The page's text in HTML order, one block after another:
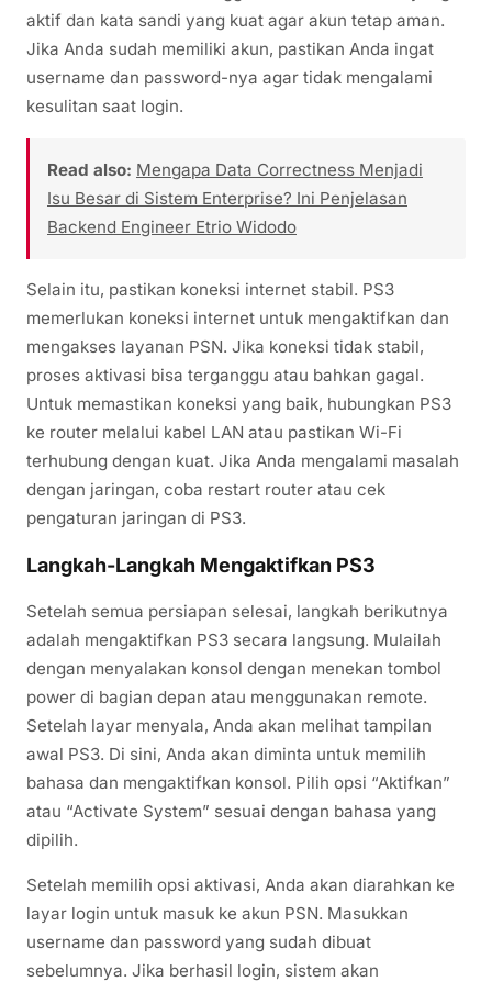
aktif dan kata sandi yang kuat agar akun tetap aman.
Jika Anda sudah memiliki akun, pastikan Anda ingat
username dan password-nya agar tidak mengalami
kesulitan saat login.
Read also: Mengapa Data Correctness Menjadi
Isu Besar di Sistem Enterprise? Ini Penjelasan
Backend Engineer Etrio Widodo
Selain itu, pastikan koneksi internet stabil. PS3
memerlukan koneksi internet untuk mengaktifkan dan
mengakses layanan PSN. Jika koneksi tidak stabil,
proses aktivasi bisa terganggu atau bahkan gagal.
Untuk memastikan koneksi yang baik, hubungkan PS3
ke router melalui kabel LAN atau pastikan Wi-Fi
terhubung dengan kuat. Jika Anda mengalami masalah
dengan jaringan, coba restart router atau cek
pengaturan jaringan di PS3.
Langkah-Langkah Mengaktifkan PS3
Setelah semua persiapan selesai, langkah berikutnya
adalah mengaktifkan PS3 secara langsung. Mulailah
dengan menyalakan konsol dengan menekan tombol
power di bagian depan atau menggunakan remote.
Setelah layar menyala, Anda akan melihat tampilan
awal PS3. Di sini, Anda akan diminta untuk memilih
bahasa dan mengaktifkan konsol. Pilih opsi “Aktifkan”
atau “Activate System” sesuai dengan bahasa yang
dipilih.
Setelah memilih opsi aktivasi, Anda akan diarahkan ke
layar login untuk masuk ke akun PSN. Masukkan
username dan password yang sudah dibuat
sebelumnya. Jika berhasil login, sistem akan